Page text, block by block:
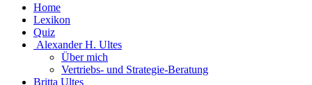
Home
Lexikon
Quiz
Alexander H. Ultes
Über mich
Vertriebs- und Strategie-Beratung
Britta Ultes